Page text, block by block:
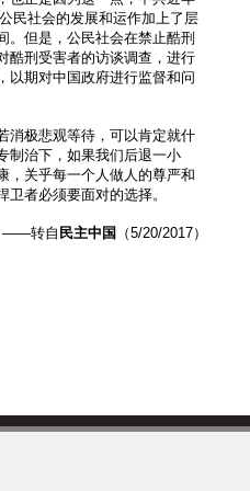
民社会的发展和运作加上了层
。但是，公民社会在禁止酷刑
酷刑受害者的访谈调查，进行
以期对中国政府进行监督和问
消极悲观等待，可以肯定就什
制治下，如果我们后退一小
，关乎每一个人做人的尊严和
者必须要面对的选择。
——转自 民主中国 （5/20/2017）